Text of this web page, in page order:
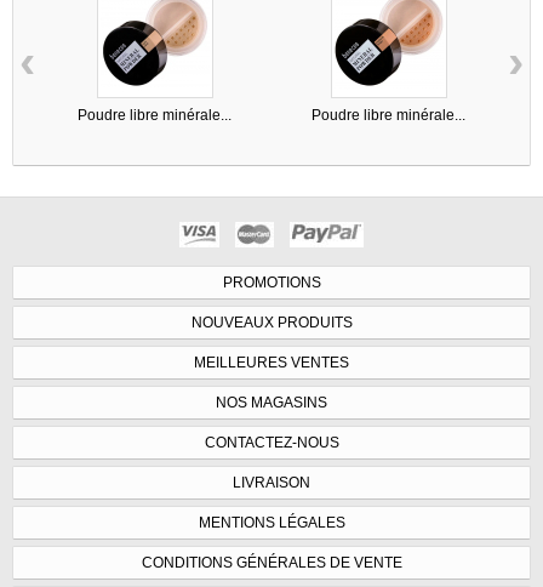
Poudre libre minérale... Poudre libre minérale...
‹ ›
PROMOTIONS
NOUVEAUX PRODUITS
MEILLEURES VENTES
NOS MAGASINS
CONTACTEZ-NOUS
LIVRAISON
MENTIONS LÉGALES
CONDITIONS GÉNÉRALES DE VENTE